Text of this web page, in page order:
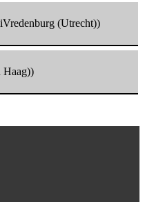
(Utrecht))
Haag))